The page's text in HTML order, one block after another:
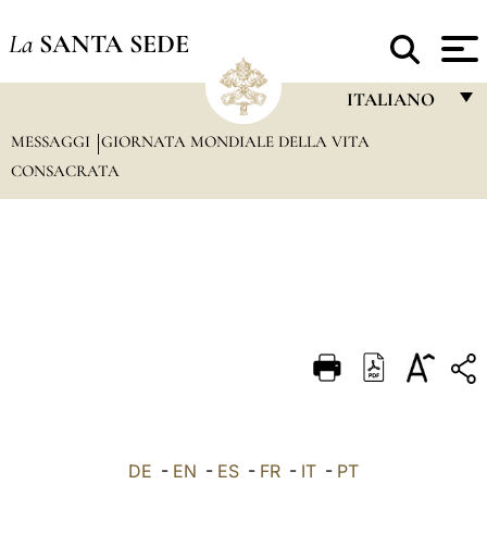
La SANTA SEDE
ITALIANO
FRANÇAIS
DEUTSCH
中文
MESSAGGI
GIORNATA MONDIALE DELLA VITA
CONSACRATA
DE - EN - ES - FR - IT - PT